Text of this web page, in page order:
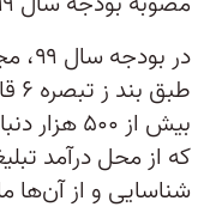
در
بیش از
که از محل درآمد
شناسایی و از آن‌ها